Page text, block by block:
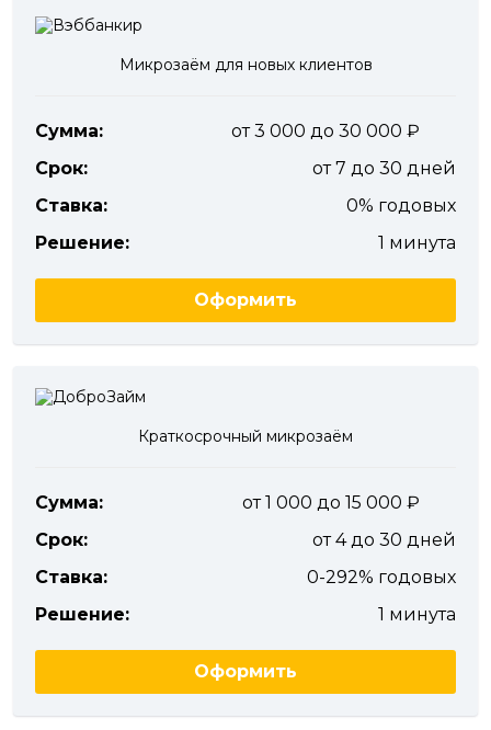
Микрозаём для новых клиентов
Сумма:
от 3 000 до 30 000
Срок:
от 7 до 30 дней
Ставка:
0% годовых
Решение:
1 минута
Оформить
Краткосрочный микрозаём
Сумма:
от 1 000 до 15 000
Срок:
от 4 до 30 дней
Ставка:
0-292% годовых
Решение:
1 минута
Оформить